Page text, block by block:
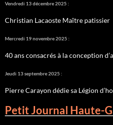
Vendredi 13 décembre 2025 :
Christian Lacaoste Maître patissier
Mercredi 19 novembre 2025 :
40 ans consacrés à la conception
Jeudi 13 septembre 2025 :
Pierre Carayon dédie sa Légion
Petit Journal Haute-